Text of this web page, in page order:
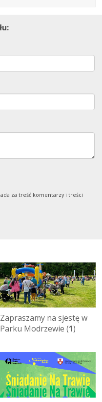
za treść komentarzy i treści
Zapraszamy na sjestę w
Parku Modrzewie (1)